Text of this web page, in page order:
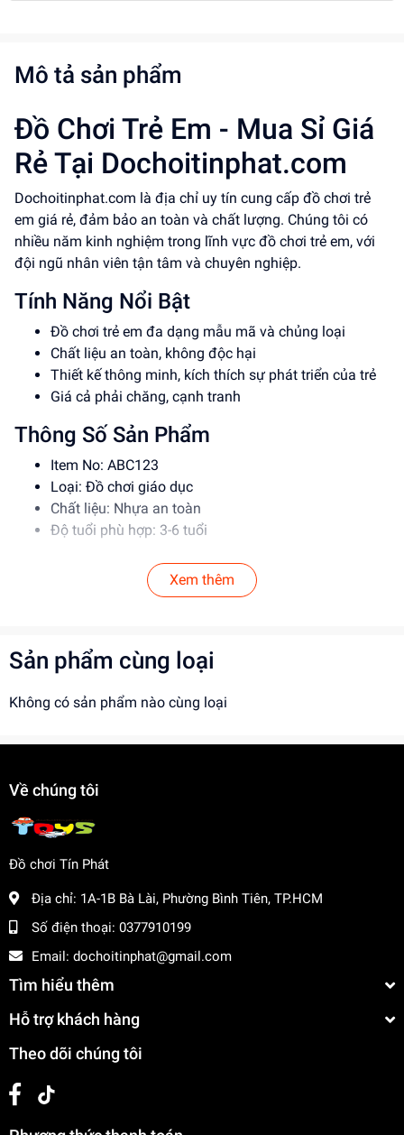
Mô tả sản phẩm
Đồ Chơi Trẻ Em - Mua Sỉ Giá
Rẻ Tại Dochoitinphat.com
Dochoitinphat.com là địa chỉ uy tín cung cấp đồ chơi trẻ
em giá rẻ, đảm bảo an toàn và chất lượng. Chúng tôi có
nhiều năm kinh nghiệm trong lĩnh vực đồ chơi trẻ em, với
đội ngũ nhân viên tận tâm và chuyên nghiệp.
Tính Năng Nổi Bật
Đồ chơi trẻ em đa dạng mẫu mã và chủng loại
Chất liệu an toàn, không độc hại
Thiết kế thông minh, kích thích sự phát triển của trẻ
Giá cả phải chăng, cạnh tranh
Thông Số Sản Phẩm
Item No: ABC123
Loại: Đồ chơi giáo dục
Chất liệu: Nhựa an toàn
Độ tuổi phù hợp: 3-6 tuổi
Hướng Dẫn Sử Dụng
Đọc kỹ hướng dẫn trước khi sử dụng
Lợi Ích Phát Triển
Phát triển tư duy và trí tưởng tượng
Mua ngay tại
tin!
Xem thêm
Sản phẩm cùng loại
Không có sản phẩm nào cùng loại
Về chúng tôi
Đồ chơi Tín Phát
Địa chỉ: 1A-1B Bà Lài, Phường Bình Tiên, TP.HCM
Số điện thoại: 0377910199
Email: dochoitinphat@gmail.com
Tìm hiểu thêm
Hỗ trợ khách hàng
Theo dõi chúng tôi